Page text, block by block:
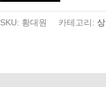
SKU: 황대원 카테고리: